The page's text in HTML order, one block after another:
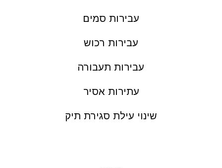
עבירות סמים
עבירות רכוש
עבירות תעבורה
עתירות אסיר
שינוי עילת סגירת תיק